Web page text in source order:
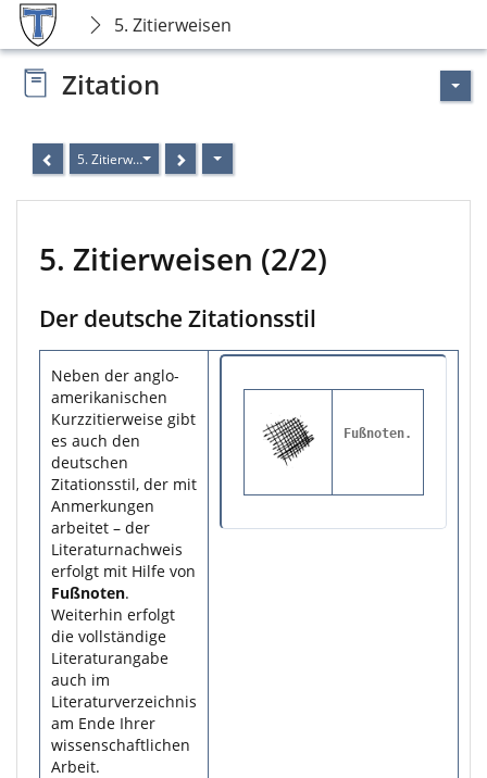
5. Zitierweisen
Zitation
5. Zitierweisen (2/2)
5. Zitierweisen (2/2)
Der deutsche Zitationsstil
Neben der anglo-
amerikanischen
Kurzzitierweise gibt
es auch den
deutschen
Zitationsstil, der mit
Anmerkungen
arbeitet – der
Literaturnachweis
erfolgt mit Hilfe von
Fußnoten.
Weiterhin erfolgt
die vollständige
Literaturangabe
auch im
Literaturverzeichnis
am Ende Ihrer
wissenschaftlichen
Arbeit.
Fußnoten.